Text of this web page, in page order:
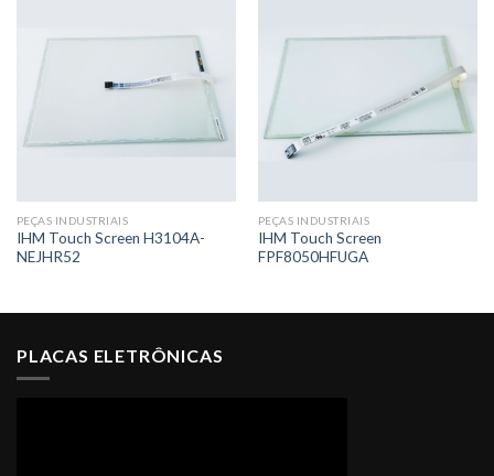
PEÇAS INDUSTRIAIS
IHM Touch Screen H3104A-
NEJHR52
PEÇAS INDUSTRIAIS
IHM Touch Screen
FPF8050HFUGA
PLACAS ELETRÔNICAS